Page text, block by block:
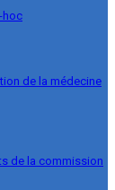
hoc
de la médecine
de la commission